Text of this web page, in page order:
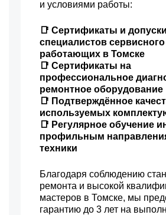
и условиями работы:
📑 Сертификаты и допуски
специалистов
работающих в Томске
📑 Сертификаты на
профессиональное
ремонтное оборудование
📑 Подтверждённое
используемых
📑 Регулярное обучение
профильным
техники
Благодаря соблюдению
ремонта и высокой
мастеров в Томске, мы
гарантию до 3 лет на